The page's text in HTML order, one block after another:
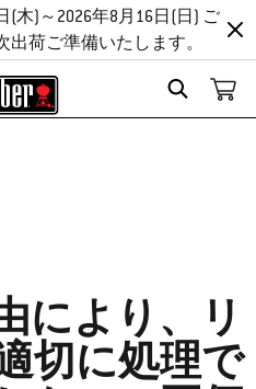
Search
(木)～2026年8月16日(日) ご
荷ご準備いたします。
により、リ
切に処理で